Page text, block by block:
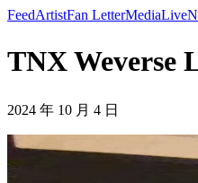
FeedArtistFan LetterMediaLive
TNX Weverse
2024 年 10 月 4 日